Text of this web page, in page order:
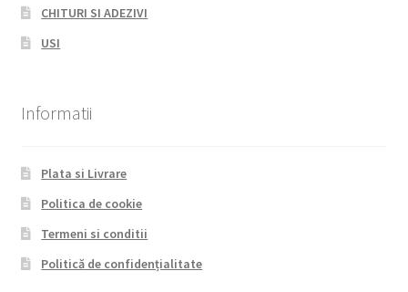
CHITURI SI ADEZIVI
USI
Informatii
Plata si Livrare
Politica de cookie
Termeni si conditii
Politică de confidențialitate